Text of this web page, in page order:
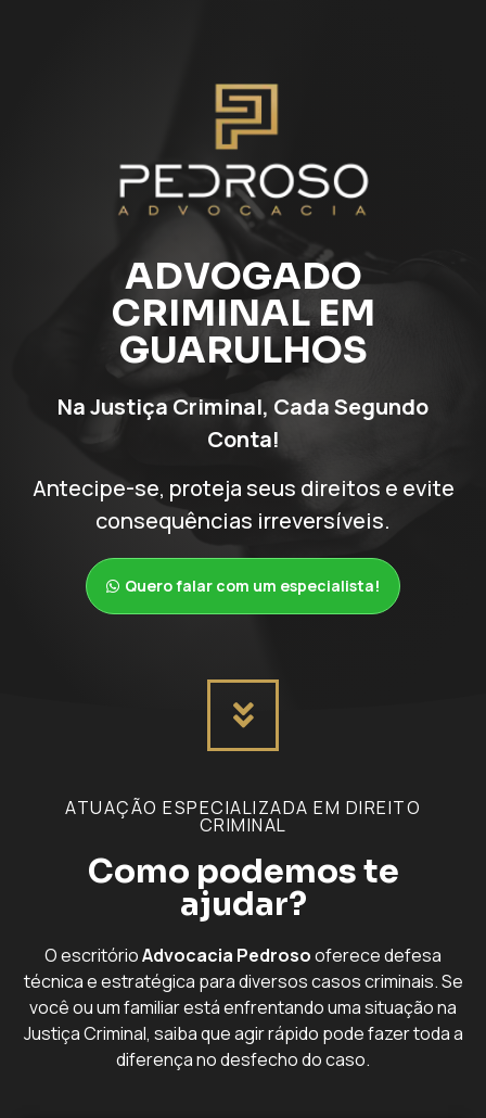
ADVOGADO
CRIMINAL EM
GUARULHOS
Na Justiça Criminal, Cada Segundo
Conta!
Antecipe-se, proteja seus direitos e evite
consequências irreversíveis.
Quero falar com um especialista!
ATUAÇÃO ESPECIALIZADA EM DIREITO
CRIMINAL
Como podemos te
ajudar?
O escritórioAdvocacia Pedrosooferece defesa
técnica e estratégica para diversos casos criminais. Se
você ou um familiar está enfrentando uma situação na
Justiça Criminal, saiba que agir rápido pode fazer toda a
diferença no desfecho do caso.